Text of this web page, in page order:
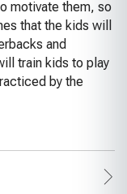
motivate them, so
that the kids will
and
train kids to play
by the